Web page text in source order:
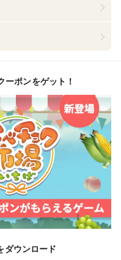
ーポンをゲット！
ダウンロード